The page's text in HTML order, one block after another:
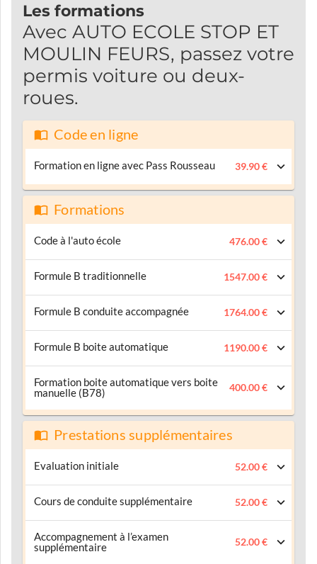
Les formations
Avec AUTO ECOLE STOP ET
MOULIN FEURS, passez votre
permis voiture ou deux-
roues.
Code en ligne
Formation en ligne avec Pass Rousseau 39.90 €
Formations
Code à l'auto école 476.00 €
Formule B traditionnelle 1547.00 €
Formule B conduite accompagnée 1764.00 €
Formule B boite automatique 1190.00 €
Formation boite automatique vers boite
manuelle (B78)
400.00 €
Prestations supplémentaires
Evaluation initiale 52.00 €
Cours de conduite supplémentaire 52.00 €
Accompagnement à l’examen
supplémentaire
52.00 €